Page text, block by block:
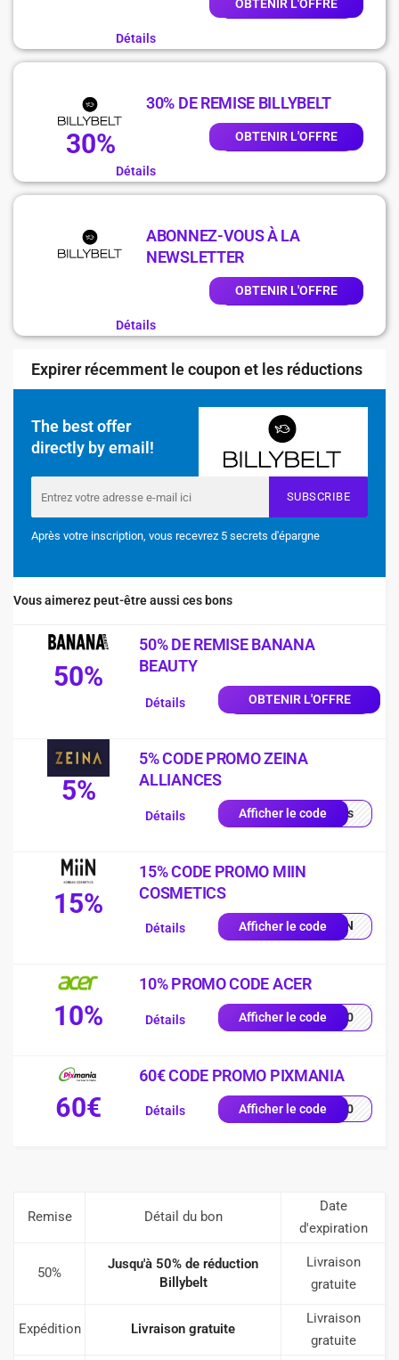
OBTENIR L'OFFRE
Détails
30%
30% DE REMISE BILLYBELT
OBTENIR L'OFFRE
Détails
ABONNEZ-VOUS À LA
NEWSLETTER
OBTENIR L'OFFRE
Détails
Expirer récemment le coupon et les réductions
The best offer
directly by email!
SUBSCRIBE
Après votre inscription, vous recevrez 5 secrets d'épargne
Vous aimerez peut-être aussi ces bons
50%
50% DE REMISE BANANA
BEAUTY
OBTENIR L'OFFRE
Détails
5%
5% CODE PROMO ZEINA
ALLIANCES
Afficher le codequis
Détails
15%
15% CODE PROMO MIIN
COSMETICS
Afficher le codeMIIN
Détails
10%
10% PROMO CODE ACER
Afficher le codeVE10
Détails
60€
60€ CODE PROMO PIXMANIA
Afficher le codeAL60
Détails
Remise Détail du bon
Date
d'expiration
50%
Jusqu'à 50% de réduction
Billybelt
Livraison
gratuite
Expédition Livraison gratuite
Livraison
gratuite